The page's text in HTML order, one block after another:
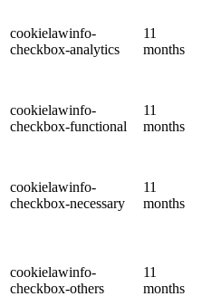
cookielawinfo-
checkbox-analytics
11
months
cookielawinfo-
checkbox-functional
11
months
cookielawinfo-
checkbox-necessary
11
months
cookielawinfo-
checkbox-others
11
months